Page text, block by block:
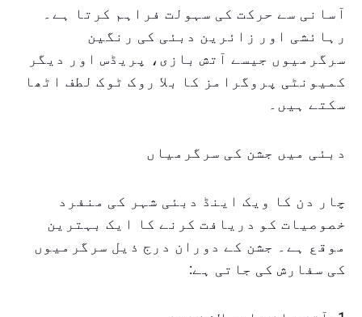
آسانی سے حرکت کی سہولت فراہم کرتا ہے۔
رہائشی اور زائرین دبئی کی رنگین
سرگرمیوں جیسے آتش بازی، پریڈس اور دیگر
کمیونٹی پروگرامز کا بلا روک ٹوک لطف اٹھا
سکتے ہیں۔
دبئی میں جشن کی سرگرمیاں
چار دن کا ویک اینڈ دبئی شہر کی منفرد
خصوصیات کو دریافت کرنے کا ایک بہترین
موقع ہے۔ جشن کے دوران درج ذیل سرگرمیوں
کی سفارش کی جاتی ہے: